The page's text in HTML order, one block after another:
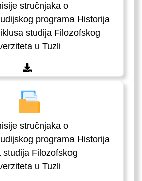
stručnjaka o
programa Historija
studija Filozofskog
u Tuzli
stručnjaka o
programa Historija
studija Filozofskog
u Tuzli